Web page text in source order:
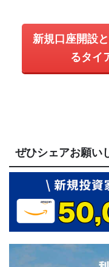
新規口座開設
るタイ
ぜひシェアお願い